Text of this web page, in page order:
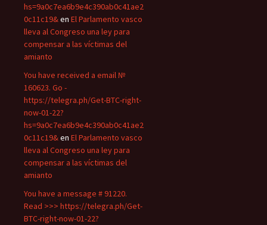
hs=9a0c7ea6b9e4c390ab0c41ae2
0c11c19&en El Parlamento vasco
lleva al Congreso una ley para
compensar a las víctimas del
amianto
You have received a email №
160623. Go -
https://telegra.ph/Get-BTC-right-
now-01-22?
hs=9a0c7ea6b9e4c390ab0c41ae2
0c11c19&en El Parlamento vasco
lleva al Congreso una ley para
compensar a las víctimas del
amianto
You have a message # 91220.
Read >>> https://telegra.ph/Get-
BTC-right-now-01-22?